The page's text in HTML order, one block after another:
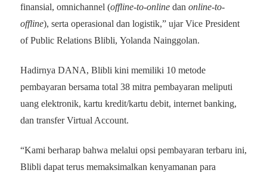
finansial, omnichannel (offline-to-online dan online-to-
offline), serta operasional dan logistik,” ujar Vice President
of Public Relations Blibli, Yolanda Nainggolan.
Hadirnya DANA, Blibli kini memiliki 10 metode
pembayaran bersama total 38 mitra pembayaran meliputi
uang elektronik, kartu kredit/kartu debit, internet banking,
dan transfer Virtual Account.
“Kami berharap bahwa melalui opsi pembayaran terbaru ini,
Blibli dapat terus memaksimalkan kenyamanan para